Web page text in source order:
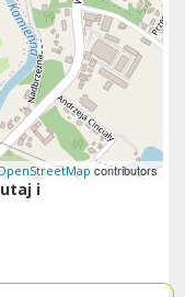
contributors
i